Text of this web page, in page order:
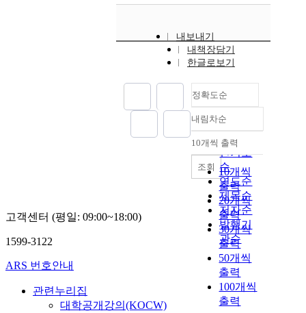
내보내기
내책장담기
한글로보기
정확도순
정확도
순
인기도
순
연도순
제목순
저자순
발행기
관순
내림차순
내림차순
10개씩 출력
10개씩
출력
20개씩
출력
30개씩
출력
50개씩
출력
100개씩
출력
조회
고객센터 (평일: 09:00~18:00)
1599-3122
ARS 번호안내
관련누리집
대학공개강의(KOCW)